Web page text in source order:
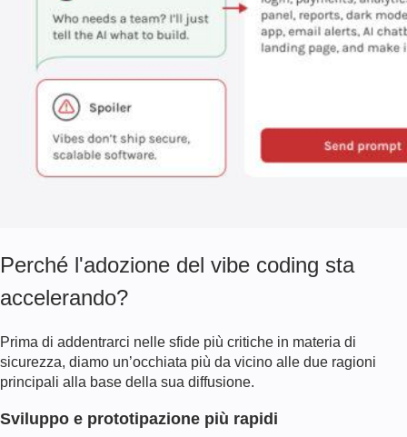
Perché l'adozione del vibe coding sta
accelerando?
Prima di addentrarci nelle sfide più critiche in materia di
sicurezza, diamo un’occhiata più da vicino alle due ragioni
principali alla base della sua diffusione.
Sviluppo e prototipazione più rapidi